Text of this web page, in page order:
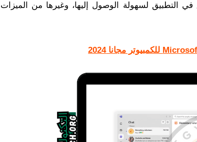
لسهولة الوصول إليها، وغيرها من الميزات